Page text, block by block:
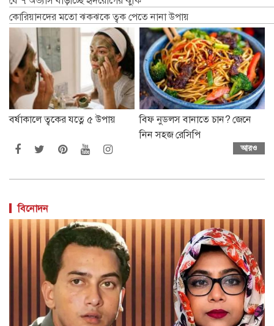
কোরিয়ানদের মতো ঝকঝকে ত্বক পেতে নানা উপায়
বর্ষাকালে ত্বকের যত্নে ৫ উপায়
বিফ নুডলস বানাতে চান? জেনে
নিন সহজ রেসিপি
আরও
বিনোদন